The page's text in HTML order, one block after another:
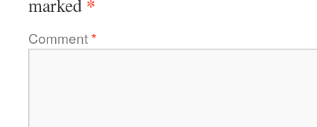
marked
Comment*